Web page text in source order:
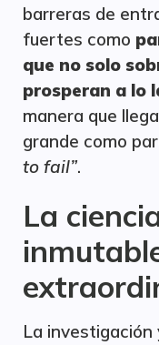
barreras de
fuertes como
que no solo
prosperan a lo
manera que
grande como
to fail”.
La
La investigación